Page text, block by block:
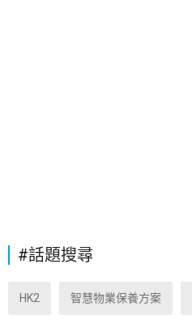
#話題搜尋
HK2 智慧物業保養方案